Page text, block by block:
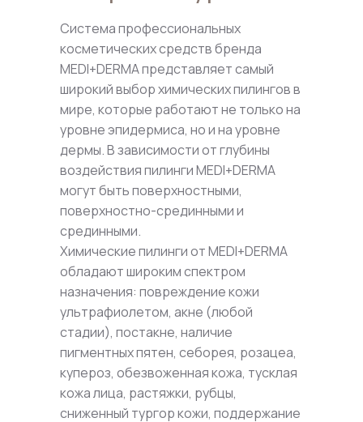
Система профессиональных
косметических средств бренда
MEDI+DERMA представляет самый
широкий выбор химических пилингов в
мире, которые работают не только на
уровне эпидермиса, но и на уровне
дермы. В зависимости от глубины
воздействия пилинги MEDI+DERMA
могут быть поверхностными,
поверхностно-срединными и
срединными.
Химические пилинги от MEDI+DERMA
обладают широким спектром
назначения: повреждение кожи
ультрафиолетом, акне (любой
стадии), постакне, наличие
пигментных пятен, себорея, розацеа,
купероз, обезвоженная кожа, тусклая
кожа лица, растяжки, рубцы,
сниженный тургор кожи, поддержание